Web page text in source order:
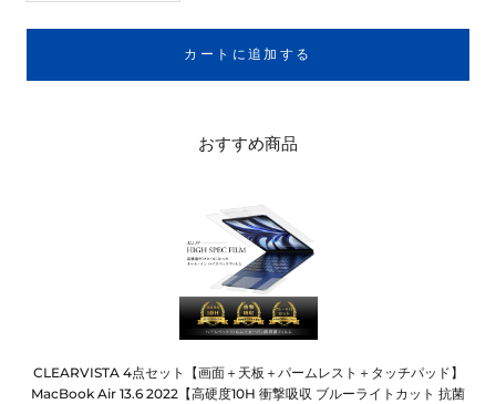
カートに追加する
おすすめ商品
CLEARVISTA 4点セット【画面＋天板＋パームレスト＋タッチパッド】
MacBook Air 13.6 2022【高硬度10H 衝撃吸収 ブルーライトカット 抗菌